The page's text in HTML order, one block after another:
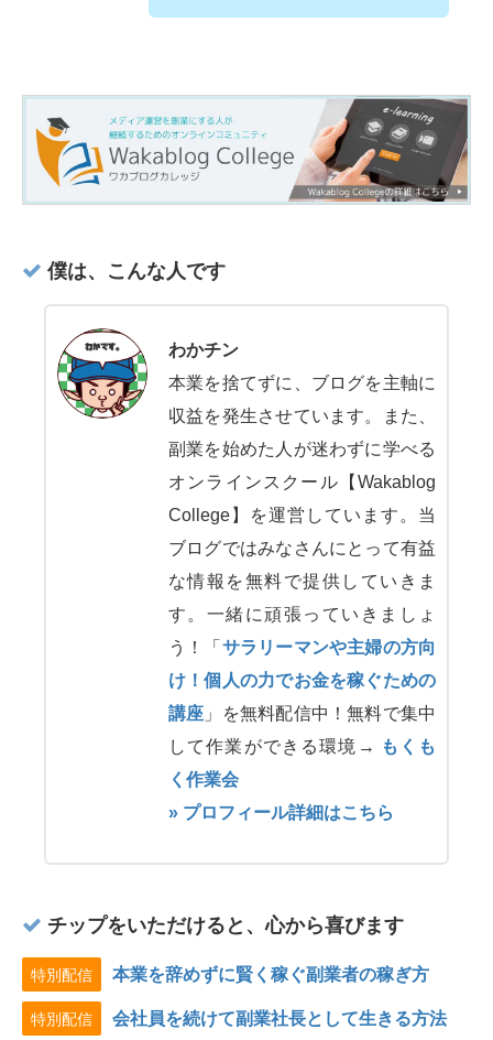
僕は、こんな人です
わかチン
本業を捨てずに、ブログを主軸に
収益を発生させています。また、
副業を始めた人が迷わずに学べる
オンラインスクール【Wakablog
College】を運営しています。当
ブログではみなさんにとって有益
な情報を無料で提供していきま
す。一緒に頑張っていきましょ
う！「 サラリーマンや主婦の方向
け！個人の力でお金を稼ぐための
講座 」を無料配信中！無料で集中
して作業ができる環境→
もくも
く作業会
» プロフィール詳細はこちら
チップをいただけると、心から喜びます
特別配信 本業を辞めずに賢く稼ぐ副業者の稼ぎ方
特別配信 会社員を続けて副業社長として生きる方法